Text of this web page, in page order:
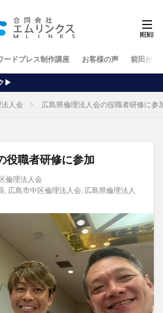
ードプレス制作講座 お客様の声 前田が行
人会 広島県倫理法人会の役職者研修に参
役職者研修に参加
倫理法人会
, 広島市中区倫理法人会, 広島県倫理法人